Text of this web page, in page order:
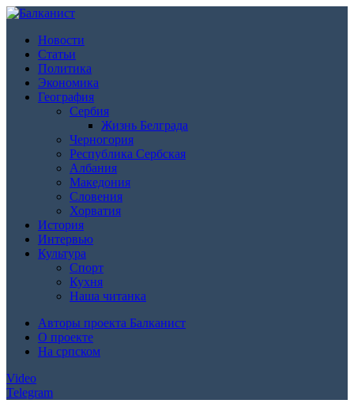
Новости
Статьи
Политика
Экономика
География
Сербия
Жизнь Белграда
Черногория
Республика Сербская
Албания
Македония
Словения
Хорватия
История
Интервью
Культура
Спорт
Кухня
Наша читанка
Авторы проекта Балканист
О проекте
На српском
Video
Telegram